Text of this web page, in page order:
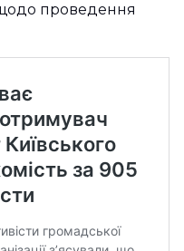
щодо проведення